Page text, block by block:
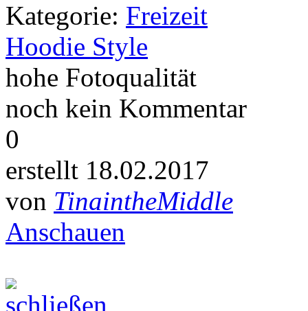
Kategorie: Freizeit
Hoodie Style
hohe Fotoqualität
noch kein Kommentar
0
erstellt 18.02.2017
von TinaintheMiddle
Anschauen